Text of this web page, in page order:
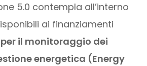
5.0 contempla all’interno
ai finanziamenti
il monitoraggio dei
energetica (Energy